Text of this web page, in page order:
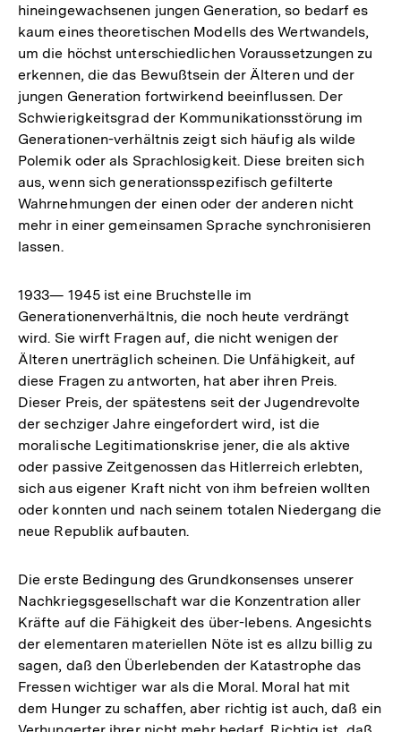
hineingewachsenen jungen Generation, so bedarf es
kaum eines theoretischen Modells des Wertwandels,
um die höchst unterschiedlichen Voraussetzungen zu
erkennen, die das Bewußtsein der Älteren und der
jungen Generation fortwirkend beeinflussen. Der
Schwierigkeitsgrad der Kommunikationsstörung im
Generationen-verhältnis zeigt sich häufig als wilde
Polemik oder als Sprachlosigkeit. Diese breiten sich
aus, wenn sich generationsspezifisch gefilterte
Wahrnehmungen der einen oder der anderen nicht
mehr in einer gemeinsamen Sprache synchronisieren
lassen.
1933— 1945 ist eine Bruchstelle im
Generationenverhältnis, die noch heute verdrängt
wird. Sie wirft Fragen auf, die nicht wenigen der
Älteren unerträglich scheinen. Die Unfähigkeit, auf
diese Fragen zu antworten, hat aber ihren Preis.
Dieser Preis, der spätestens seit der Jugendrevolte
der sechziger Jahre eingefordert wird, ist die
moralische Legitimationskrise jener, die als aktive
oder passive Zeitgenossen das Hitlerreich erlebten,
sich aus eigener Kraft nicht von ihm befreien wollten
oder konnten und nach seinem totalen Niedergang die
neue Republik aufbauten.
Die erste Bedingung des Grundkonsenses unserer
Nachkriegsgesellschaft war die Konzentration aller
Kräfte auf die Fähigkeit des über-lebens. Angesichts
der elementaren materiellen Nöte ist es allzu billig zu
sagen, daß den Überlebenden der Katastrophe das
Fressen wichtiger war als die Moral. Moral hat mit
dem Hunger zu schaffen, aber richtig ist auch, daß ein